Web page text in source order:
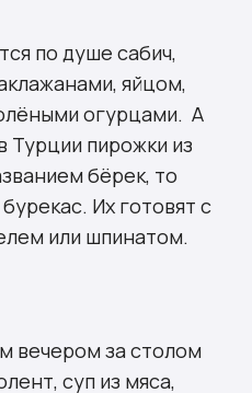
по душе сабич,
яйцом,
огурцами. А
Турции пирожки из
бёрек, то
бурекас. Их готовят с
или шпинатом.
вечером за столом
, суп из мяса,